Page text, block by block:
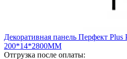
Декоративная панель Перфект Plus
200*14*2800ММ
Отгрузка после оплаты: